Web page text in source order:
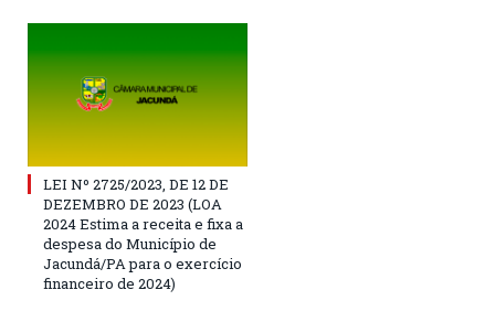
LEI Nº 2725/2023, DE 12 DE
DEZEMBRO DE 2023 (LOA
2024 Estima a receita e fixa a
despesa do Município de
Jacundá/PA para o exercício
financeiro de 2024)